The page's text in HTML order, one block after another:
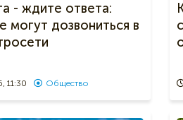
- ждите ответа:
могут дозвониться в
11:30 Общество